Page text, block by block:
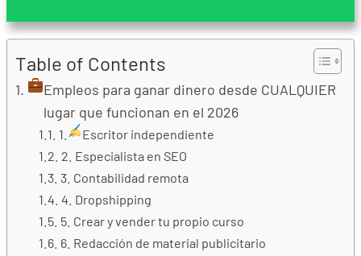
Table of Contents
Empleos para ganar dinero desde CUALQUIER
lugar que funcionan en el 2026
1.
Escritor independiente
2. Especialista en SEO
3. Contabilidad remota
4. Dropshipping
5. Crear y vender tu propio curso
6. Redacción de material publicitario